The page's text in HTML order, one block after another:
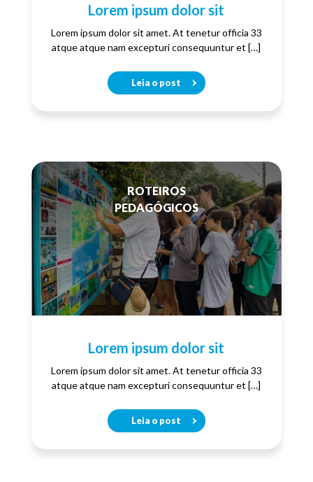
Lorem ipsum dolor sit
Lorem ipsum dolor sit amet. At tenetur officia 33
atque atque nam excepturi consequuntur et […]
Leia o post
ROTEIROS
PEDAGÓGICOS
Lorem ipsum dolor sit
Lorem ipsum dolor sit amet. At tenetur officia 33
atque atque nam excepturi consequuntur et […]
Leia o post